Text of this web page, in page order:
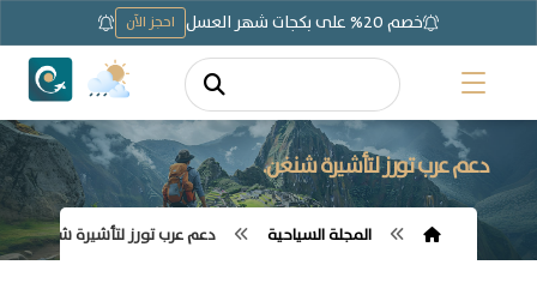
خصم 20% على بكجات شهر العسل احجز الآن
دعم عرب تورز لتأشيرة شنغن.
المجلة السياحية دعم عرب تورز لتأشيرة شنغن.